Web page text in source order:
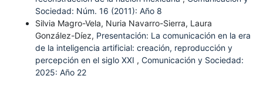
Sociedad: Núm. 16 (2011): Año 8
Silvia Magro-Vela, Nuria Navarro-Sierra, Laura
González-Díez, Presentación: La comunicación en la era
de la inteligencia artificial: creación, reproducción y
percepción en el siglo XXI , Comunicación y Sociedad:
2025: Año 22